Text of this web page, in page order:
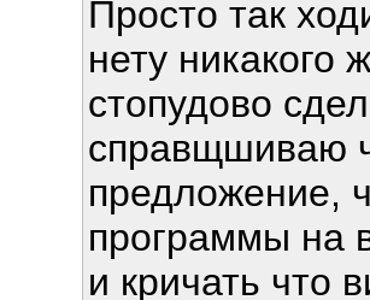
Просто так
нету никакого
стопудово
справщшиваю
предложение,
программы на
и кричать что